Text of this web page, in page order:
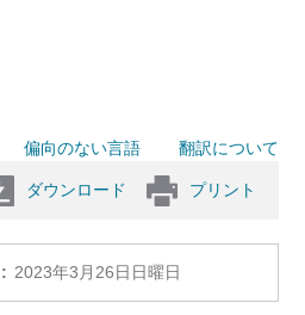
偏向のない言語 翻訳について
ダウンロード プリント
2023年3月26日日曜日